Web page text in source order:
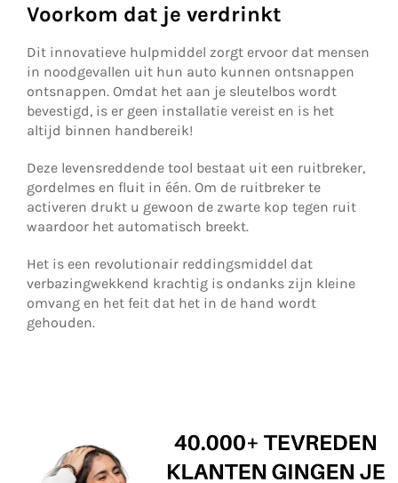
Voorkom dat je verdrinkt
Dit innovatieve hulpmiddel zorgt ervoor dat mensen
in noodgevallen uit hun auto kunnen ontsnappen
ontsnappen. Omdat het aan je sleutelbos wordt
bevestigd, is er geen installatie vereist en is het
altijd binnen handbereik!
Deze levensreddende tool bestaat uit een ruitbreker,
gordelmes en fluit in één. Om de ruitbreker te
activeren drukt u gewoon de zwarte kop tegen ruit
waardoor het automatisch breekt.
Het is een revolutionair reddingsmiddel dat
verbazingwekkend krachtig is ondanks zijn kleine
omvang en het feit dat het in de hand wordt
gehouden.